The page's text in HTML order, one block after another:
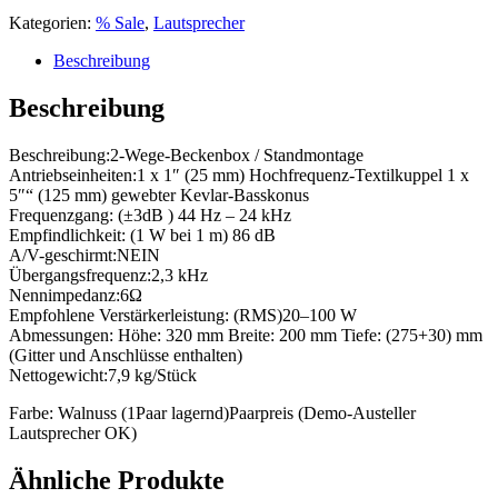
Kategorien: % Sale, Lautsprecher
Beschreibung
Beschreibung
Beschreibung:2-Wege-Beckenbox / Standmontage
Antriebseinheiten:1 x 1″ (25 mm) Hochfrequenz-Textilkuppel 1 x
5″“ (125 mm) gewebter Kevlar-Basskonus
Frequenzgang: (±3dB ) 44 Hz – 24 kHz
Empfindlichkeit: (1 W bei 1 m) 86 dB
A/V-geschirmt:NEIN
Übergangsfrequenz:2,3 kHz
Nennimpedanz:6Ω
Empfohlene Verstärkerleistung: (RMS)20–100 W
Abmessungen: Höhe: 320 mm Breite: 200 mm Tiefe: (275+30) mm
(Gitter und Anschlüsse enthalten)
Nettogewicht:7,9 kg/Stück
Farbe: Walnuss (1Paar lagernd)Paarpreis (Demo-Austeller
Lautsprecher OK)
Ähnliche Produkte